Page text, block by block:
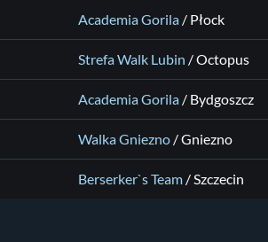
Academia Gorila / Płock
Strefa Walk Lubin /Octopus
Academia Gorila / Bydgoszcz
Walka Gniezno /Gniezno
Berserker`s Team /Szczecin